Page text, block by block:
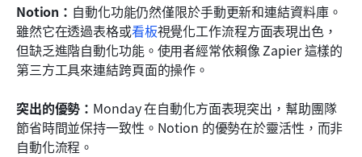
Notion： 自動化功能仍然僅限於手動更新和連結資料庫。
雖然它在透過表格或看板視覺化工作流程方面表現出色，
但缺乏進階自動化功能。使用者經常依賴像 Zapier 這樣的
第三方工具來連結跨頁面的操作。
突出的優勢： Monday 在自動化方面表現突出，幫助團隊
節省時間並保持一致性。Notion 的優勢在於靈活性，而非
自動化流程。